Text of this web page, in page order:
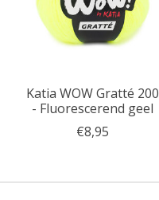
Katia WOW Gratté 200
- Fluorescerend geel
€8,95